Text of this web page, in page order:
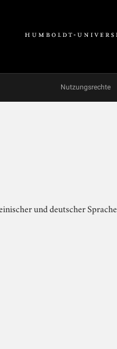
Nutzungsrechte
und deutscher Sprache